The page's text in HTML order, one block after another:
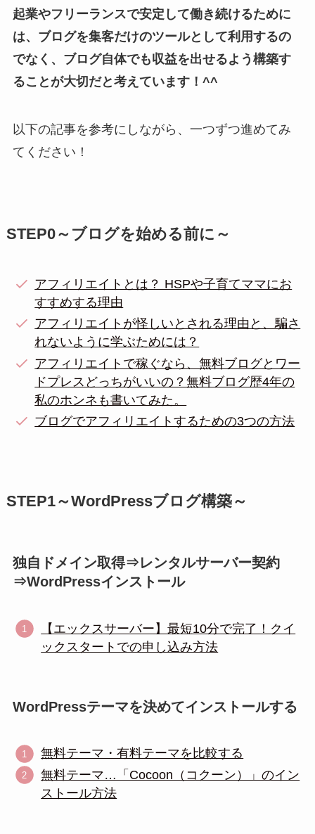
起業やフリーランスで安定して働き続けるために
は、ブログを集客だけのツールとして利用するの
でなく、ブログ自体でも収益を出せるよう構築す
ることが大切だと考えています！^^
以下の記事を参考にしながら、一つずつ進めてみ
てください！
STEP0～ブログを始める前に～
アフィリエイトとは？ HSPや子育てママにお
すすめする理由
アフィリエイトが怪しいとされる理由と、騙さ
れないように学ぶためには？
アフィリエイトで稼ぐなら、無料ブログとワー
ドプレスどっちがいいの？無料ブログ歴4年の
私のホンネも書いてみた。
ブログでアフィリエイトするための3つの方法
STEP1～WordPressブログ構築～
独自ドメイン取得⇒レンタルサーバー契約
⇒WordPressインストール
【エックスサーバー】最短10分で完了！クイ
ックスタートでの申し込み方法
WordPressテーマを決めてインストールする
無料テーマ・有料テーマを比較する
無料テーマ…「Cocoon（コクーン）」のイン
ストール方法